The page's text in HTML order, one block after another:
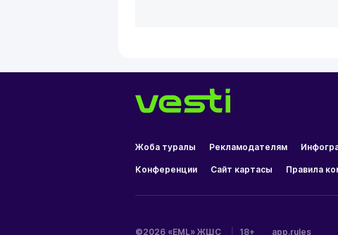
Жоба туралы Рекламодателям
Конференции Сайт картасы Правила
©2026 «EML» ЖШС 18+ app.rules